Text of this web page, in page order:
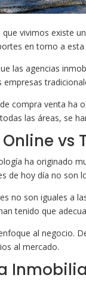
vivimos existe
en torno a
las agencias
compra venta
las áreas, se
vs
ha originado
de hoy día no son
no son iguales a
tenido que
al negocio.
al mercado.